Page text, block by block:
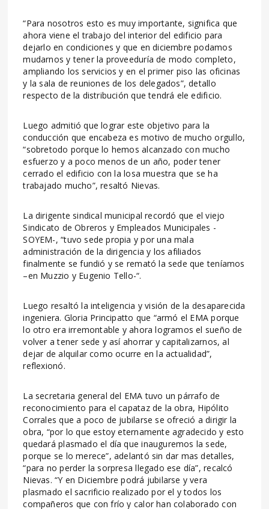
“Para nosotros esto es muy importante, significa que
ahora viene el trabajo del interior del edificio para
dejarlo en condiciones y que en diciembre podamos
mudarnos y tener la proveeduría de modo completo,
ampliando los servicios y en el primer piso las oficinas
y la sala de reuniones de los delegados”, detallo
respecto de la distribución que tendrá ele edificio.
Luego admitió que lograr este objetivo para la
conducción que encabeza es motivo de mucho orgullo,
“sobretodo porque lo hemos alcanzado con mucho
esfuerzo y a poco menos de un año, poder tener
cerrado el edificio con la losa muestra que se ha
trabajado mucho”, resaltó Nievas.
La dirigente sindical municipal recordó que el viejo
Sindicato de Obreros y Empleados Municipales -
SOYEM-, “tuvo sede propia y por una mala
administración de la dirigencia y los afiliados
finalmente se fundió y se remató la sede que teníamos
–en Muzzio y Eugenio Tello-“.
Luego resaltó la inteligencia y visión de la desaparecida
ingeniera. Gloria Principatto que “armó el EMA porque
lo otro era irremontable y ahora logramos el sueño de
volver a tener sede y así ahorrar y capitalizarnos, al
dejar de alquilar como ocurre en la actualidad”,
reflexionó.
La secretaria general del EMA tuvo un párrafo de
reconocimiento para el capataz de la obra, Hipólito
Corrales que a poco de jubilarse se ofreció a dirigir la
obra, “por lo que estoy eternamente agradecido y esto
quedará plasmado el día que inauguremos la sede,
porque se lo merece”, adelantó sin dar mas detalles,
“para no perder la sorpresa llegado ese día”, recalcó
Nievas. “Y en Diciembre podrá jubilarse y vera
plasmado el sacrificio realizado por el y todos los
compañeros que con frío y calor han colaborado con